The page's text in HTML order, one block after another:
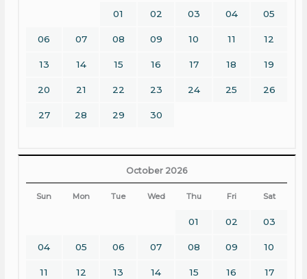
01 02 03 04 05
06 07 08 09 10 11 12
13 14 15 16 17 18 19
20 21 22 23 24 25 26
27 28 29 30
October 2026
Sun Mon Tue Wed Thu Fri Sat
01 02 03
04 05 06 07 08 09 10
11 12 13 14 15 16 17